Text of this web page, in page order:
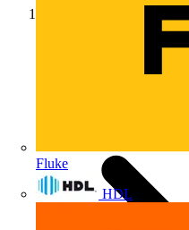
Fluke
HDL